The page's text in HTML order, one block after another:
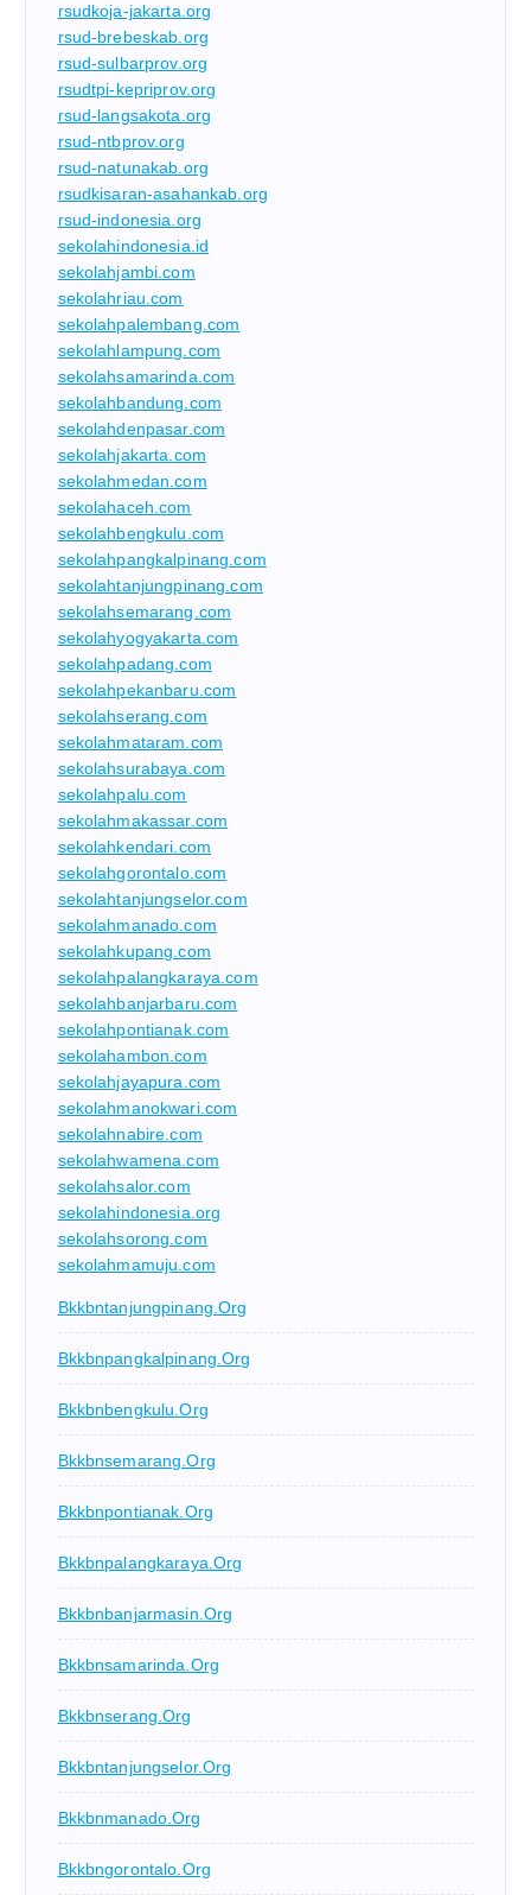
rsudkoja-jakarta.org
rsud-brebeskab.org
rsud-sulbarprov.org
rsudtpi-kepriprov.org
rsud-langsakota.org
rsud-ntbprov.org
rsud-natunakab.org
rsudkisaran-asahankab.org
rsud-indonesia.org
sekolahindonesia.id
sekolahjambi.com
sekolahriau.com
sekolahpalembang.com
sekolahlampung.com
sekolahsamarinda.com
sekolahbandung.com
sekolahdenpasar.com
sekolahjakarta.com
sekolahmedan.com
sekolahaceh.com
sekolahbengkulu.com
sekolahpangkalpinang.com
sekolahtanjungpinang.com
sekolahsemarang.com
sekolahyogyakarta.com
sekolahpadang.com
sekolahpekanbaru.com
sekolahserang.com
sekolahmataram.com
sekolahsurabaya.com
sekolahpalu.com
sekolahmakassar.com
sekolahkendari.com
sekolahgorontalo.com
sekolahtanjungselor.com
sekolahmanado.com
sekolahkupang.com
sekolahpalangkaraya.com
sekolahbanjarbaru.com
sekolahpontianak.com
sekolahambon.com
sekolahjayapura.com
sekolahmanokwari.com
sekolahnabire.com
sekolahwamena.com
sekolahsalor.com
sekolahindonesia.org
sekolahsorong.com
sekolahmamuju.com
Bkkbntanjungpinang.org
Bkkbnpangkalpinang.org
Bkkbnbengkulu.org
Bkkbnsemarang.org
Bkkbnpontianak.org
Bkkbnpalangkaraya.org
Bkkbnbanjarmasin.org
Bkkbnsamarinda.org
Bkkbnserang.org
Bkkbntanjungselor.org
Bkkbnmanado.org
Bkkbngorontalo.org